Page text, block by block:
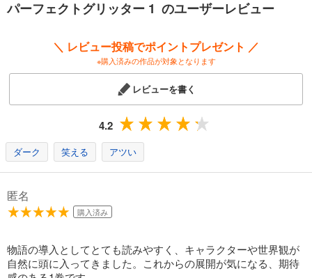
パーフェクトグリッター 1 のユーザーレビュー
＼ レビュー投稿でポイントプレゼント ／
※購入済みの作品が対象となります
レビューを書く
4.2
ダーク 笑える アツい
匿名
購入済み
物語の導入としてとても読みやすく、キャラクターや世界観が
自然に頭に入ってきました。これからの展開が気になる、期待